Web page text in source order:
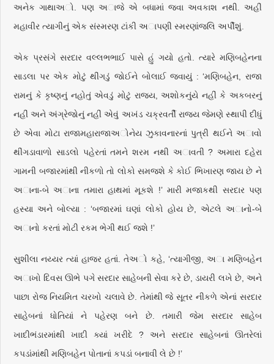
અનેક ગાથાઅો. પણ અાજે એ બધામાં જવા અવકાશ નથી. અહીં
મહાવીર ત્યાગીનું એક સંસ્મરણ ટાંકી અાપણી સ્મરણાંજલિ અર્પીશું.
એક પ્રસંગે સરદાર વલ્લભભાઈ પાસે હું ગયો હતો. ત્યારે મણિબહેનના
સાડલા પર એક મોટું થીંગડું જોઈને બોલાઈ જવાયું : ‘મણિબહેન, રાજા
રામનું કે કૃષ્ણનું નહોતું એવડું મોટું રાજ્ય, અશોકનુંયે નહીં કે અકબરનું
નહીં અને અંગ્રેજોનું નહીં એવું અખંડ ચક્રવર્તી રાજ્ય જેમણે સ્થાપી દીધું
છે એવા મોટા રાજામહારાજાઅોનેય ઝુકાવનારનાં પુત્રી થઈને અાવો
થીંગડાવાળો સાડલો પહેરતાં તમને શરમ નથી અાવતી ? અમારા દહેરા
ગામની બજારમાંથી નીકળો તો લોકો સમજશે કે કોઈ ભિખારણ જાય છે ને
અાના-બે અાના તમારા હાથમાં મૂકશે !’ મારી મજાકથી સરદાર પણ
હસ્યા અને બોલ્યા : ‘બજારમાં ઘણાં લોકો હોય છે, એટલે અાનો-બે
અાનો કરતાં મોટી રકમ ભેગી થઈ જશે !’
સુશીલા નય્યર ત્યાં હાજર હતાં. તેઅો કહે, ‘ત્યાગીજી, અા મણિબહેન
અાખો દિવસ ઊભે પગે સરદાર સાહેબની સેવા કરે છે, ડાયરી લખે છે, અને
પાછા રોજ નિયમિત ચરખો ચલાવે છે. તેમાંથી જે સૂતર નીકળે એનાં સરદાર
સાહેબનાં ધોતિયાં ને પહેરણ બને છે. તમારી જેમ સરદાર સાહેબ
ખાદીભંડારમાંથી ખાદી ક્યાં ખરીદે ? અને સરદાર સાહેબનાં ઊતરેલાં
કપડાંમાંથી મણિબહેન પોતાનાં કપડાં બનાવી લે છે !’